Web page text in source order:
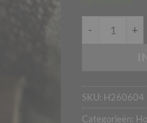
SKU: H260604
Categorieën: